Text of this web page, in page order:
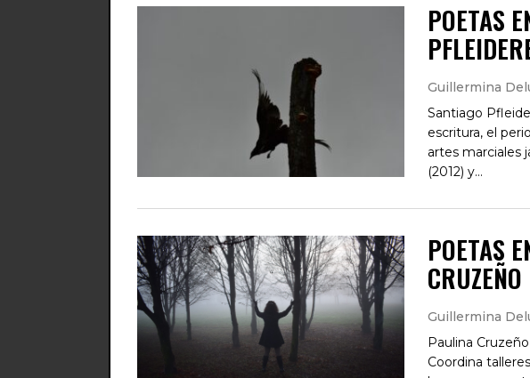
POETAS
Guillermina
Santiago
escritura, el
artes marciales
(2012) y…
POETAS
CRUZEÑO
Guillermina
Paulina
Coordina